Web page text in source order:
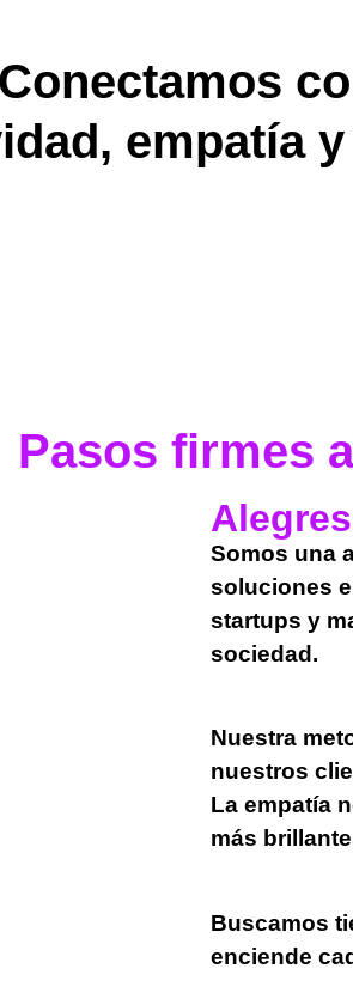
Conectamos
empatía
Pasos firmes
Somos una
soluciones
startups y
sociedad.
Nuestra
nuestros
La empatía
más
Buscamos
enciende